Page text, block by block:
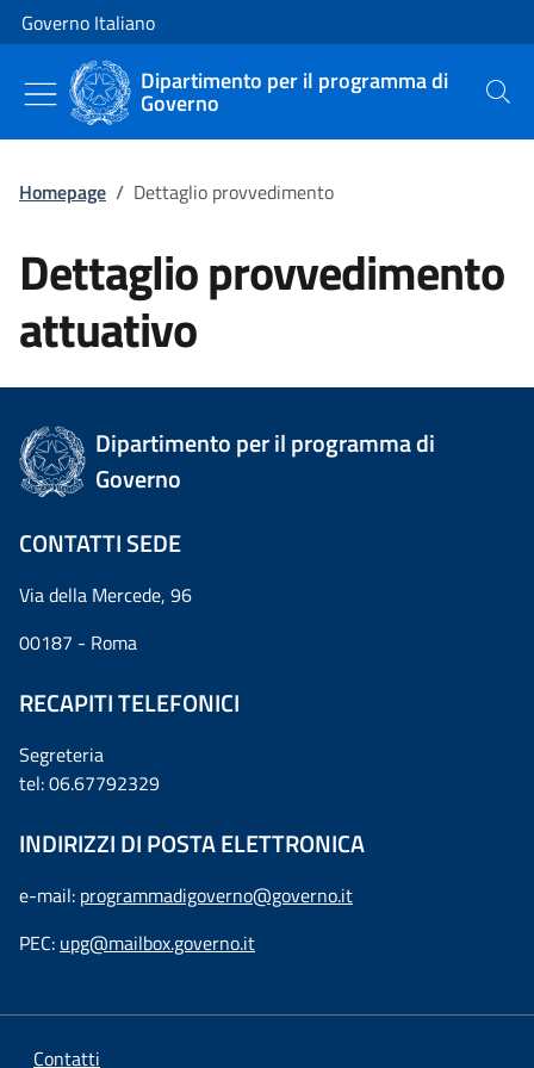
Vai al contenuto
Vai alla navigazione del sito
Governo Italiano
Dipartimento per il programma di
Governo Cerca
Homepage / Dettaglio provvedimento
Dettaglio provvedimento
attuativo
Dipartimento per il programma di
Governo
CONTATTI SEDE
Via della Mercede, 96
00187 - Roma
RECAPITI TELEFONICI
Segreteria
tel: 06.67792329
INDIRIZZI DI POSTA ELETTRONICA
e-mail: programmadigoverno@governo.it
PEC: upg@mailbox.governo.it
Contatti